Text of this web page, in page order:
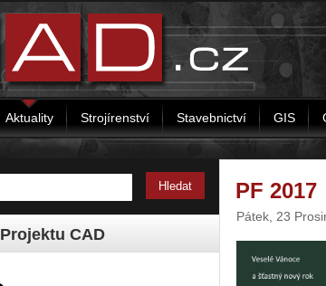
Aktuality Strojírenství Stavebnictví GIS
Projektu CAD
PF 2017
Pátek, 23